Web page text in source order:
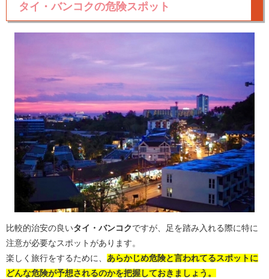
タイ・バンコクの危険スポット
比較的治安の良いタイ・バンコク ですが、足を踏み入れる際に特に
注意が必要なスポットがあります。
楽しく旅行をするために、 あらかじめ危険と言われてるスポットに
どんな危険が予想されるのかを把握しておきましょう。